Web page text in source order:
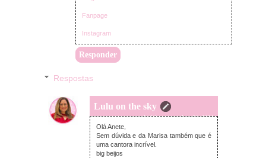
Fanpage
Instagram
Responder
Respostas
Lulu on the sky
segunda-feira, novembro 01, 2021
Olá Anete,
Sem dúvida e da Marisa também que é
uma cantora incrível.
big beijos